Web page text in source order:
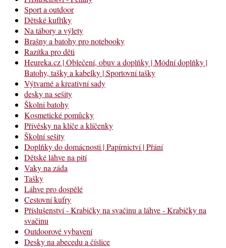
Sport a outdoor
Dětské kufříky
Na tábory a výlety
Brašny a batohy pro notebooky
Razítka pro děti
Heureka.cz | Oblečení, obuv a doplňky | Módní doplňky |
Batohy, tašky a kabelky | Sportovní tašky
Výtvarné a kreativní sady
desky na sešity
Školní batohy
Kosmetické pomůcky
Přívěsky na klíče a klíčenky
Školní sešity
Doplňky do domácnosti | Papírnictví | Přání
Dětské láhve na pití
Vaky na záda
Tašky
Láhve pro dospělé
Cestovní kufry
Příslušenství - Krabičky na svačinu a láhve - Krabičky na
svačinu
Outdoorové vybavení
Desky na abecedu a číslice